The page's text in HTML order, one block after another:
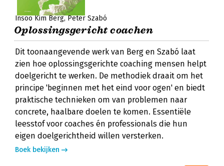
Insoo Kim Berg Peter Szabó
Oplossingsgericht coachen
Dit toonaangevende werk van Berg en Szabó laat
zien hoe oplossingsgerichte coaching mensen helpt
doelgericht te werken. De methodiek draait om het
principe 'beginnen met het eind voor ogen' en biedt
praktische technieken om van problemen naar
concrete, haalbare doelen te komen. Essentiële
leesstof voor coaches én professionals die hun
eigen doelgerichtheid willen versterken.
Boek bekijken